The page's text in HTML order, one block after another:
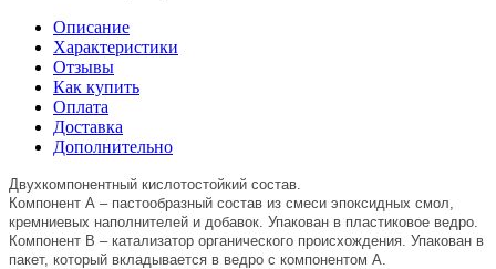
Описание
Характеристики
Отзывы
Как купить
Оплата
Доставка
Дополнительно
Двухкомпонентный кислотостойкий состав.
Компонент А – пастообразный состав из смеси эпоксидных смол,
кремниевых наполнителей и добавок. Упакован в пластиковое ведро.
Компонент В – катализатор органического происхождения. Упакован в
пакет, который вкладывается в ведро с компонентом А.